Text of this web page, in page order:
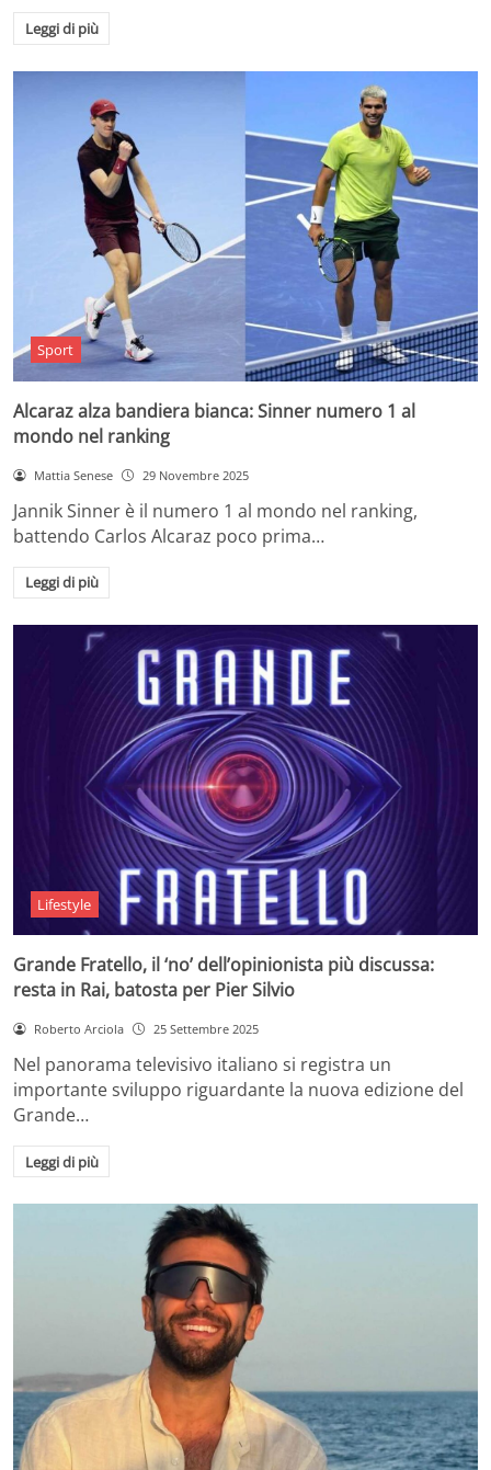
Leggi di più
Sport
Alcaraz alza bandiera bianca: Sinner numero 1 al
mondo nel ranking
Mattia Senese 29 Novembre 2025
Jannik Sinner è il numero 1 al mondo nel ranking,
battendo Carlos Alcaraz poco prima…
Leggi di più
Lifestyle
Grande Fratello, il ‘no’ dell’opinionista più discussa:
resta in Rai, batosta per Pier Silvio
Roberto Arciola 25 Settembre 2025
Nel panorama televisivo italiano si registra un
importante sviluppo riguardante la nuova edizione del
Grande…
Leggi di più